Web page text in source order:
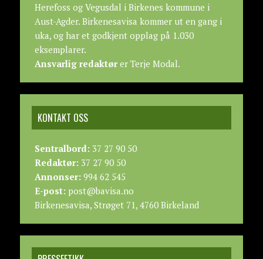
Herefoss og Vegusdal i Birkenes kommune i
Aust-Agder. Birkenesavisa kommer ut en gang i
uka, og har et godkjent opplag på 1.030
eksemplarer.
Ansvarlig redaktører Terje Modal.
KONTAKT OSS
Sentralbord:37 27 90 50
Redaktør:37 27 90 50
Annonser:994 62 545
E-post:post@bavisa.no
Birkenesavisa, Strøget 71, 4760 Birkeland